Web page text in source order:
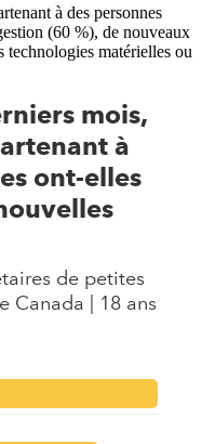
à des personnes
(60 %), de nouveaux
technologies matérielles ou